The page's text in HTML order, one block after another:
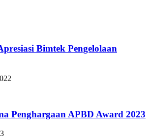
Bimtek Pengelolaan
Penghargaan APBD Award 2023